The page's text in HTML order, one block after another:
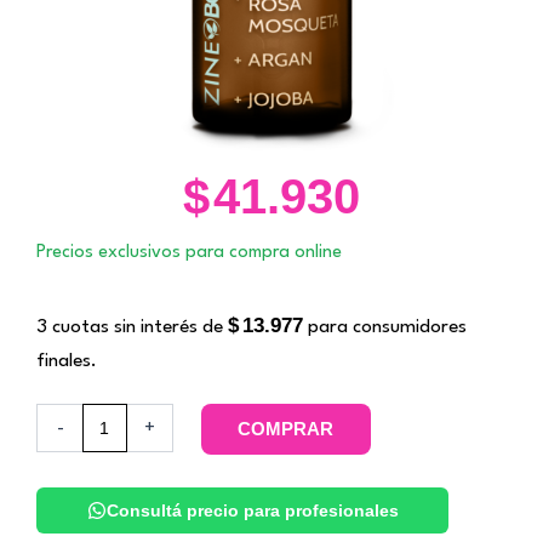
$41.930
Precios exclusivos para compra online
3 cuotas sin interés de $ 13.977 para consumidores
finales.
-
Booster
Total
Zine
cantidad
+ COMPRAR
Consultá precio para profesionales